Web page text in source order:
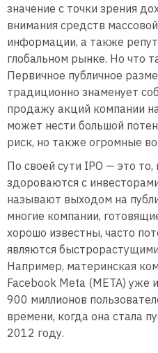
значение с точки зрения
внимания средств массовой
информации, а также
глобальном рынке. Но что
Первичное публичное
традиционно знаменует
продажу акций компании
может нести большой
риск, но также огромные
По своей сути IPO — это то,
здороваются с
называют выходом на
многие компании,
хорошо известны, часто
являются
Например, материнская
Facebook Meta (META) уже
900 миллионов
времени, когда она стала
2012 году.